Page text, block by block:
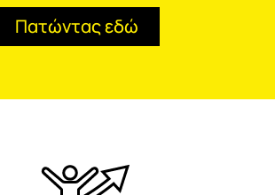
Πατώντας εδώ